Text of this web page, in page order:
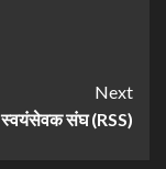
Next
स्वयंसेवक संघ (RSS)